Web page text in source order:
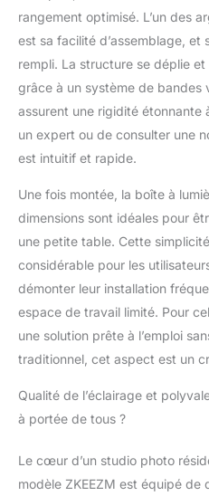
également facile à
rapide et plus facile :
est conçue comme
monolithique, facile à
velcro en 5
design pliable le rend
se replie en lui-même
d'autres objets
emballage
nécessaire. Tente de
professionnelle avec
prise de vue –
prise de vue :
hautement
diffuse la lumière
vignettage. Il peut
éliminer les ombres,
montrer plus de
horizontale et
différentes exigences
rangement optimisé. L’un des
est sa facilité d’assemblage, et
rempli. La structure se déplie et
grâce à un système de bandes
assurent une rigidité étonnante
un expert ou de consulter une
est intuitif et rapide.
Une fois montée, la boîte à
dimensions sont idéales pour
une petite table. Cette
considérable pour les
démonter leur installation
espace de travail limité. Pour
une solution prête à l’emploi
traditionnel, cet aspect est un
Qualité de l’éclairage et
à portée de tous ?
Le cœur d’un studio photo
modèle ZKEEZM est équipé